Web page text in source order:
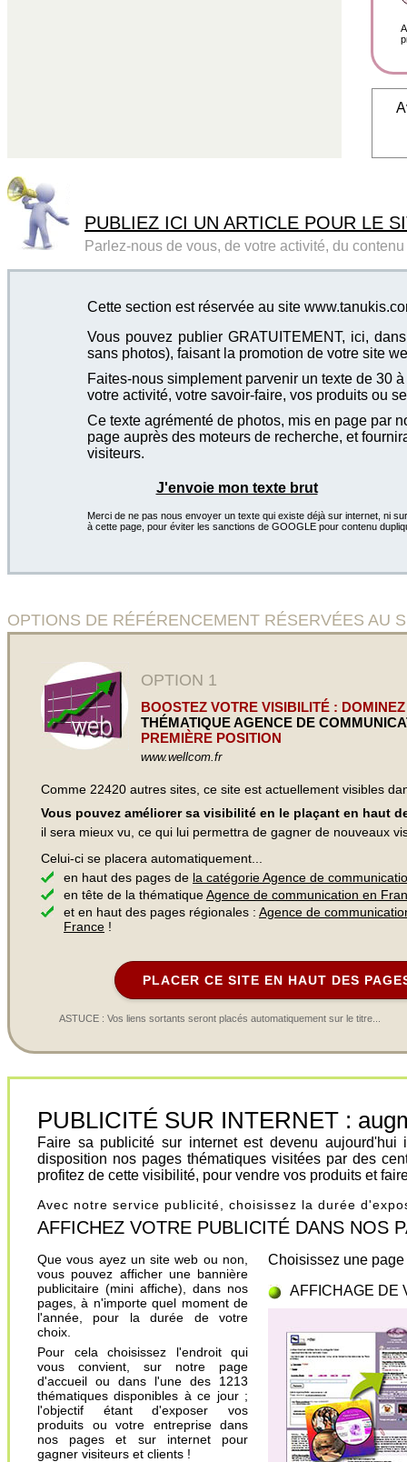
PUBLIEZ ICI UN ARTICLE POUR LE
Parlez-nous de vous, de votre activité, du
Cette section est réservée au site
Vous pouvez publier GRATUITEMENT, ici,
sans photos), faisant la promotion de votre site
Faites-nous simplement parvenir un texte de 30
votre activité, votre savoir-faire, vos produits ou
Ce texte agrémenté de photos, mis en page par
page auprès des moteurs de recherche, et
visiteurs.
J'envoie mon texte brut
Merci de ne pas nous envoyer un texte qui existe déjà sur internet, ni
à cette page, pour éviter les sanctions de GOOGLE pour contenu
OPTIONS DE RÉFÉRENCEMENT RÉSERVÉES AU
OPTION 1
BOOSTEZ VOTRE VISIBILITÉ :
THÉMATIQUE AGENCE DE
PREMIÈRE POSITION
www.wellcom.fr
Comme 22420 autres sites, ce site est actuellement visibles
Vous pouvez améliorer sa visibilité en le plaçant en haut
il sera mieux vu, ce qui lui permettra de gagner de nouveaux
Celui-ci se placera automatiquement...
en haut des pages de la catégorie Agence de
en tête de la thématiqueAgence de communication en
et en haut des pages régionales : Agence de
France !
PLACER CE SITE EN HAUT DES
ASTUCE : Vos liens sortants seront placés automatiquement sur le titre...
PUBLICITÉ SUR INTERNET :
Faire sa publicité sur internet est devenu
disposition nos pages thématiques visitées par des
profitez de cette visibilité, pour vendre vos produits et
Avec notre service publicité, choisissez la durée
AFFICHEZ VOTRE PUBLICITÉ DANS NOS
Que vous ayez un site web ou non,
vous pouvez afficher une bannière
publicitaire (mini affiche), dans nos
pages, à n'importe quel moment de
l'année, pour la durée de votre
choix.
Pour cela choisissez l'endroit qui
vous convient, sur notre page
d'accueil ou dans l'une des 1213
thématiques disponibles à ce jour ;
l'objectif étant d'exposer vos
produits ou votre entreprise dans
nos pages et sur internet pour
gagner visiteurs et clients !
Choisissez une
AFFICHAGE DE